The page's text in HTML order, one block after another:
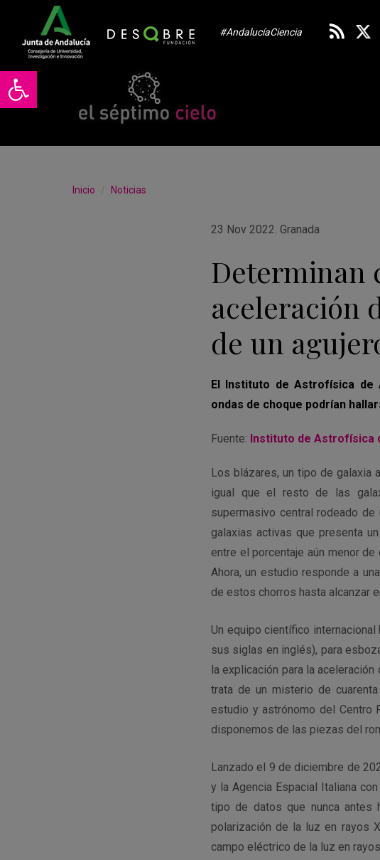
Abrir barra de herramientas
#AndalucíaCiencia
Inicio Noticias
23 Nov 2022. Granada
Determinan
aceleración
de un
El Instituto de Astrofísica de
ondas de choque podrían
Fuente: Instituto de Astrofísica
Los blázares, un tipo de galaxia
igual que el resto de las
supermasivo central rodeado
galaxias activas que presenta
entre el porcentaje aún menor
Ahora, un estudio responde a
de estos chorros hasta alcanzar
Un equipo científico
sus siglas en inglés), para
la explicación para la
trata de un misterio de
estudio y astrónomo del Centro
disponemos de las piezas del
Lanzado el 9 de diciembre de
y la Agencia Espacial Italiana
tipo de datos que nunca antes
polarización de la luz en rayos
campo eléctrico de la luz en